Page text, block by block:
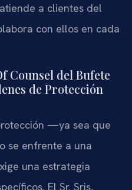
a clientes del
con ellos en cada
Counsel del Bufete
de Protección
—ya sea que
se enfrente a una
una estrategia
El Sr. Sris,